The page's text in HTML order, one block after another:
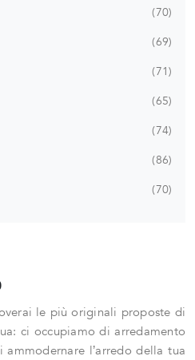
70
69
71
65
74
86
70
le più originali proposte di
ci occupiamo di arredamento
l’arredo della tua